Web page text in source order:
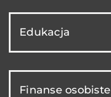
Edukacja
Finanse osobiste